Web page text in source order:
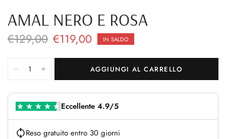
AMAL NERO E ROSA
€129,00 €119,00 IN SALDO
AGGIUNGI AL CARRELLO
Eccellente 4.9/5
Reso gratuito entro 30 giorni